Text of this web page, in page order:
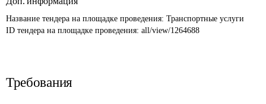
Название тендера на площадке проведения: Транспортные услуги
ID тендера на площадке проведения: all/view/1264688
Требования